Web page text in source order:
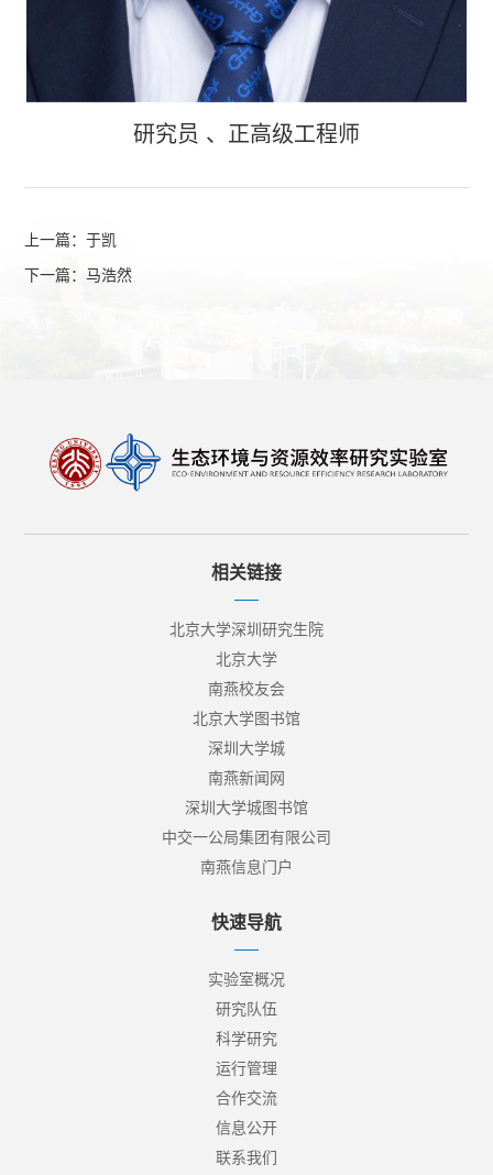
研究员 、正高级工程师
上一篇：于凯
下一篇：马浩然
相关链接
北京大学深圳研究生院
北京大学
南燕校友会
北京大学图书馆
深圳大学城
南燕新闻网
深圳大学城图书馆
中交一公局集团有限公司
南燕信息门户
快速导航
实验室概况
研究队伍
科学研究
运行管理
合作交流
信息公开
联系我们